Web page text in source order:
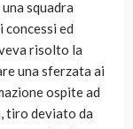
squadra
ed
risolto la
una sferzata ai
ospite ad
tiro deviato da